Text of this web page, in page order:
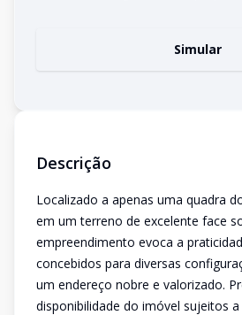
Simular
Descrição
Localizado a apenas uma quadra
em um terreno de excelente face
empreendimento evoca a
concebidos para diversas
um endereço nobre e valorizado.
disponibilidade do imóvel sujeitos